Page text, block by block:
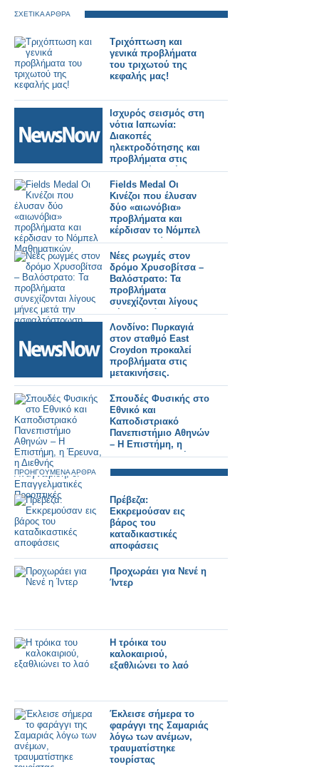
ΣΧΕΤΙΚΑ ΑΡΘΡΑ
Τριχόπτωση και
γενικά προβλήματα
του τριχωτού της
κεφαλής μας!
Ισχυρός σεισμός στη
νότια Ιαπωνία:
Διακοπές
ηλεκτροδότησης και
προβλήματα στις
μεταφορές. Τρένο
εκτροχιάστηκε.
Fields Medal Οι
Κινέζοι που έλυσαν
δύο «αιωνόβια»
προβλήματα και
κέρδισαν το Νόμπελ
Μαθηματικών
Νέες ρωγμές στον
δρόμο Χρυσοβίτσα –
Βαλόστρατο: Τα
προβλήματα
συνεχίζονται λίγους
μήνες μετά την
ασφαλτόστρωση
Λονδίνο: Πυρκαγιά
στον σταθμό East
Croydon προκαλεί
προβλήματα στις
μετακινήσεις.
Σπουδές Φυσικής στο
Εθνικό και
Καποδιστριακό
Πανεπιστήμιο Αθηνών
– Η Επιστήμη, η
Έρευνα, η Διεθνής
Αναγνώριση, οι
Επαγγελματικές
ΠΡΟΗΓΟΥΜΕΝΑ ΑΡΘΡΑ
Πρέβεζα:
Εκκρεμούσαν εις
βάρος του
καταδικαστικές
αποφάσεις
Προχωράει για Νενέ η
Ίντερ
Η τρόικα του
καλοκαιριού,
εξαθλιώνει το λαό
Έκλεισε σήμερα το
φαράγγι της Σαμαριάς
λόγω των ανέμων,
τραυματίστηκε
τουρίστας